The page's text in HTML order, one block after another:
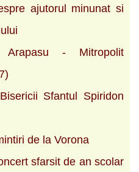
ajutorul minunat si
- Mitropolit
Sfantul Spiridon
de la Vorona
sfarsit de an scolar